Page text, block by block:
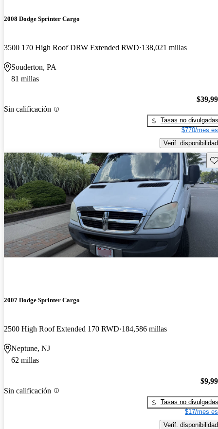
2008 Dodge Sprinter Cargo
3500 170 High Roof DRW Extended RWD 138,021 millas
Souderton, PA
81 millas
Sin calificación
Tasas no divulgadas
$770/mes
Verif. disponibilidad
2007 Dodge Sprinter Cargo
2500 High Roof Extended 170 RWD 184,586 millas
Neptune, NJ
62 millas
Sin calificación
Tasas no divulgadas
$17/mes
Verif. disponibilidad